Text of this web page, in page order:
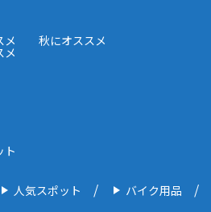
メ 秋にオススメ
メ
ト
人気スポット バイク用品